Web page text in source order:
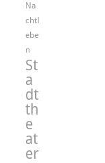
Na
chtl
ebe
n
St
a
dt
th
e
at
er